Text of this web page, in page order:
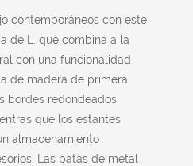
contemporáneos con este
de L, que combina a la
con una funcionalidad
de madera de primera
bordes redondeados
que los estantes
almacenamiento
Las patas de metal